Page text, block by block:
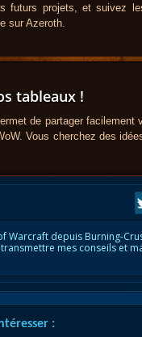
futurs projets, et suivez
sur Azeroth.
tableaux !
de partager
Vous cherchez des
Warcraft depuis Burning-
mes conseils et
: